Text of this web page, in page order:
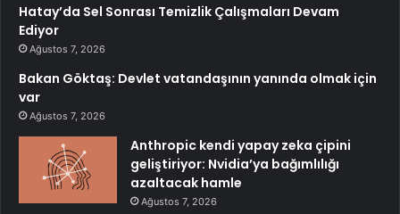
Hatay’da Sel Sonrası Temizlik Çalışmaları Devam
Ediyor
Ağustos 7, 2026
Bakan Göktaş: Devlet vatandaşının yanında olmak için
var
Ağustos 7, 2026
Anthropic kendi yapay zeka çipini
geliştiriyor: Nvidia’ya bağımlılığı
azaltacak hamle
Ağustos 7, 2026